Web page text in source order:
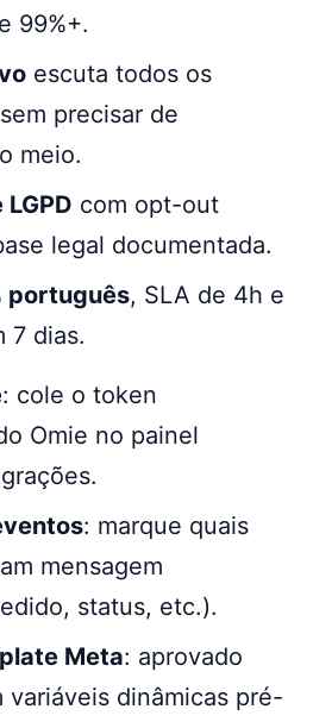
99%+.
escuta todos os
precisar de
meio.
com opt-out
legal documentada.
português, SLA de 4h e
7 dias.
: cole o token
Omie no painel
: marque quais
mensagem
status, etc.).
Meta: aprovado
variáveis dinâmicas pré-